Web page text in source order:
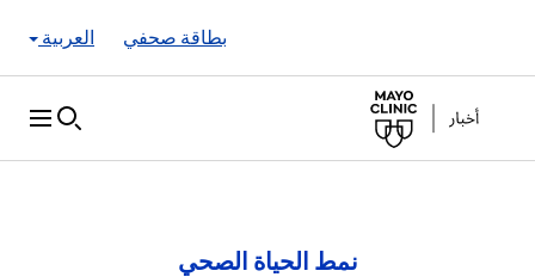
العربية
بطاقة صحفي
نمط الحياة الصحي